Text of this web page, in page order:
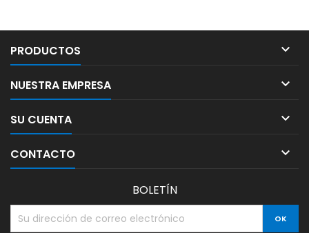
PRODUCTOS 
NUESTRA EMPRESA 
SU CUENTA 
CONTACTO 
BOLETÍN